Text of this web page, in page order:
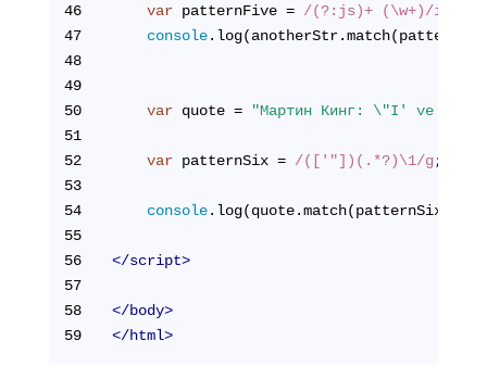
46
var patternFive = /(?:js)+ (\w+)/i
47
console
48
49
50
var quote =
"Мартин Кинг: \"I' ve a
51
52
var patternSix = /(['"])(.*?)\1/g;
53
54
console.log(quote.match(patternSix));
55
56
</script>
57
58
</body>
59
</html>